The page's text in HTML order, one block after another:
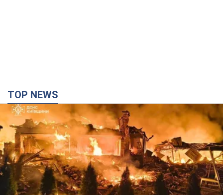
Россия ударила по Киевщине дронами: погибли
трое людей, среди них – ребенок. Фото
Также есть пострадавшие из-за атаки врага
2 години тому 26,8 т.